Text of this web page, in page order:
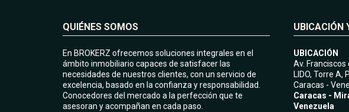
QUIÉNES SOMOS
En BROKERZ ofrecemos soluciones integrales en el
ámbito inmobiliario capaces de satisfacer las
necesidades de nuestros clientes, con un servicio de
excelencia, basado en la confianza y responsabilidad.
Conocedores del mercado a la perfección que te
asesoran y acompañan en cada paso.
UBICACIÓN
UBICACIÓN
Av. Franciscos
LIDO, Torre A,
Caracas -
Caracas -
Venezuela